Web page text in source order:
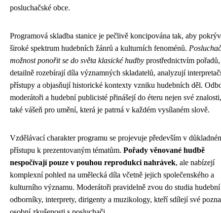
posluchačské obce.
Programová skladba stanice je pečlivě koncipována tak, aby
široké spektrum hudebních žánrů a kulturních fenoménů.
možnost ponořit se do světa klasické hudby prostřednictvím
detailně rozebírají díla významných skladatelů, analyzují
přístupy a objasňují historické kontexty vzniku hudebních děl.
moderátoři a hudební publicisté přinášejí do éteru nejen své
také vášeň pro umění, která je patrná v každém vysílaném slově.
Vzdělávací charakter programu se projevuje především v
přístupu k prezentovaným tématům. Pořady věnované hudbě
nespočívají pouze v pouhou reprodukci nahrávek, ale nabízejí
komplexní pohled na umělecká díla včetně jejich společenského a
kulturního významu. Moderátoři pravidelně zvou do studia hudební
odborníky, interprety, dirigenty a muzikology, kteří sdílejí své